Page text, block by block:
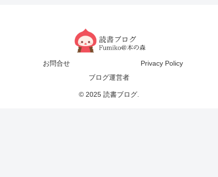
お問合せ
Privacy Policy
ブログ運営者
© 2025 読書ブログ.